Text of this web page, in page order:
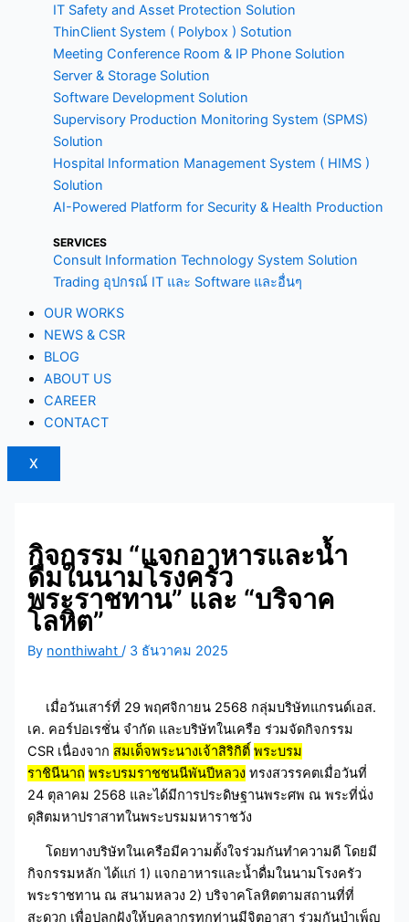
IT Safety and Asset Protection Solution
ThinClient System ( Polybox ) Sotution
Meeting Conference Room & IP Phone Solution
Server & Storage Solution
Software Development Solution
Supervisory Production Monitoring System (SPMS)
Solution
Hospital Information Management System ( HIMS )
Solution
AI-Powered Platform for Security & Health Production
SERVICES
Consult Information Technology System Solution
Trading อุปกรณ์ IT และ Software และอื่นๆ
OUR WORKS
NEWS & CSR
BLOG
ABOUT US
CAREER
CONTACT
X
กิจกรรม “แจกอาหารและนํ้า
ดื่มในนามโรงครัว
พระราชทาน” และ “บริจาค
โลหิต”
By nonthiwaht/ 3 ธันวาคม 2025
เมื่อวันเสาร์ที่ 29 พฤศจิกายน 2568 กลุ่มบริษัทแกรนด์เอส.
เค. คอร์ปอเรชั่น จำกัด และบริษัทในเครือ ร่วมจัดกิจกรรม
CSR เนื่องจาก สมเด็จพระนางเจ้าสิริกิติ์ พระบรม
ราชินีนาถ พระบรมราชชนนีพันปีหลวง ทรงสวรรคตเมื่อวันที่
24 ตุลาคม 2568 และได้มีการประดิษฐานพระศพ ณ พระที่นั่ง
ดุสิตมหาปราสาทในพระบรมมหาราชวัง
โดยทางบริษัทในเครือมีความตั้งใจร่วมกันทำความดี โดยมี
กิจกรรมหลัก ได้แก่ 1) แจกอาหารและนํ้าดื่มในนามโรงครัว
พระราชทาน ณ สนามหลวง 2) บริจาคโลหิตตามสถานที่ที่
สะดวก เพื่อปลูกฝังให้บุคลากรทุกท่านมีจิตอาสา ร่วมกันบำเพ็ญ